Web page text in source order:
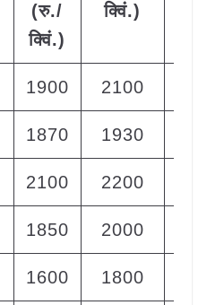
(रु./
क्विं.)
क्विं.)
1900 2100
1870 1930
2100 2200
1850 2000
1600 1800